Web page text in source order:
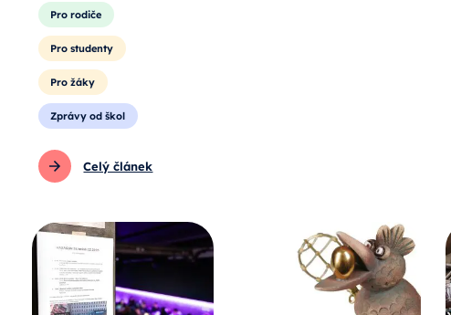
Pro rodiče
Pro studenty
Pro žáky
Zprávy od škol
Celý článek